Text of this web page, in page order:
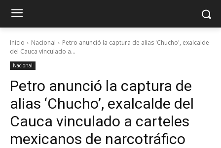
Inicio Nacional
Petro anunció la captura de alias 'Chucho', exalcalde
del Cauca vinculado a...
Nacional
Petro anunció la captura de
alias ‘Chucho’, exalcalde del
Cauca vinculado a carteles
mexicanos de narcotráfico